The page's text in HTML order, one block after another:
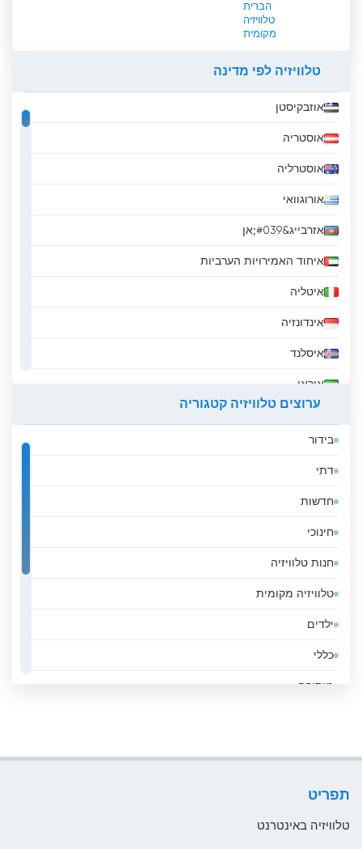
הברית
טלוויזיה
מקומית
טלוויזיה לפי מדינה
אוזבקיסטן
אוסטריה
אוסטרליה
אורוגוואי
אזרבייג&#039;אן
איחוד האמירויות הערביות
איטליה
אינדונזיה
איסלנד
איראן
אל סלבדור
אלבניה
אלג&#039;יריה
אנגולה
אנדורה
אסטוניה
אפגניסטן
אקוודור
ערוצים טלוויזיה קטגוריה
בידור
דתי
חדשות
חינוכי
חנות טלוויזיה
טלוויזיה מקומית
ילדים
כללי
מוסיקה
תפריט
טלוויזיה באינטרנט